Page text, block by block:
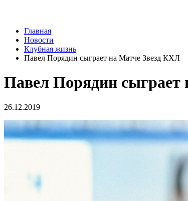
Главная
Новости
Клубная жизнь
Павел Порядин сыграет на Матче Звезд КХЛ
Павел Порядин
26.12.2019